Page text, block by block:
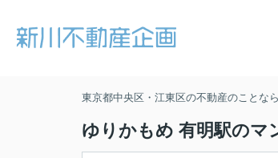
東京都中央区・江東区の不動産のことな
ゆりかもめ 有明駅のマ